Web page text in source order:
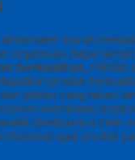
murah
organisasi dapat
berkualitas, Pilihlah
produk
jahitan yang tahan
membantu
identitasnya Oleh
agar produk